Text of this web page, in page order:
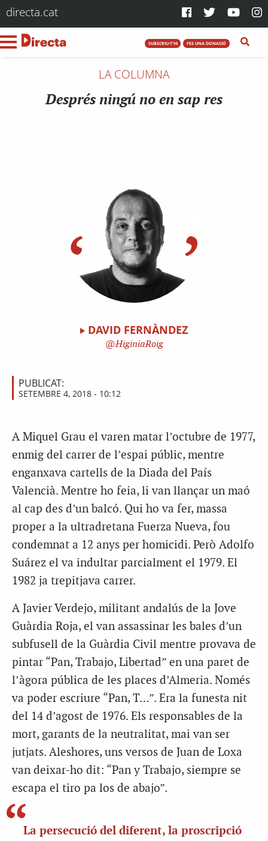
directa.cat
SUBSCRIU-T'HI FES UNA DONACIÓ
LA COLUMNA
Després ningú no en sap res
DAVID FERNÀNDEZ
HiginiaRoig
PUBLICAT:
SETEMBRE 4, 2018 - 10:12
A Miquel Grau el varen matar l’octubre de 1977,
enmig del carrer de l’espai públic, mentre
enganxava cartells de la Diada del País
Valencià. Mentre ho feia, li van llançar un maó
al cap des d’un balcó. Qui ho va fer, massa
proper a la ultradretana Fuerza Nueva, fou
condemnat a 12 anys per homicidi. Però Adolfo
Suárez el va indultar parcialment el 1979. El
1982 ja trepitjava carrer.
A Javier Verdejo, militant andalús de la Jove
Guàrdia Roja, el van assassinar les bales d’un
subfusell de la Guàrdia Civil mentre provava de
pintar “Pan, Trabajo, Libertad” en una paret de
l’àgora pública de les places d’Almeria. Només
va poder escriure “Pan, T…”. Era la funesta nit
del 14 d’agost de 1976. Els responsables de la
mort, garants de la neutralitat, mai van ser
jutjats. Aleshores, uns versos de Juan de Loxa
van deixar-ho dit: “Pan y Trabajo, siempre se
escapa el tiro pa los de abajo”.
La persecució del diferent, la proscripció